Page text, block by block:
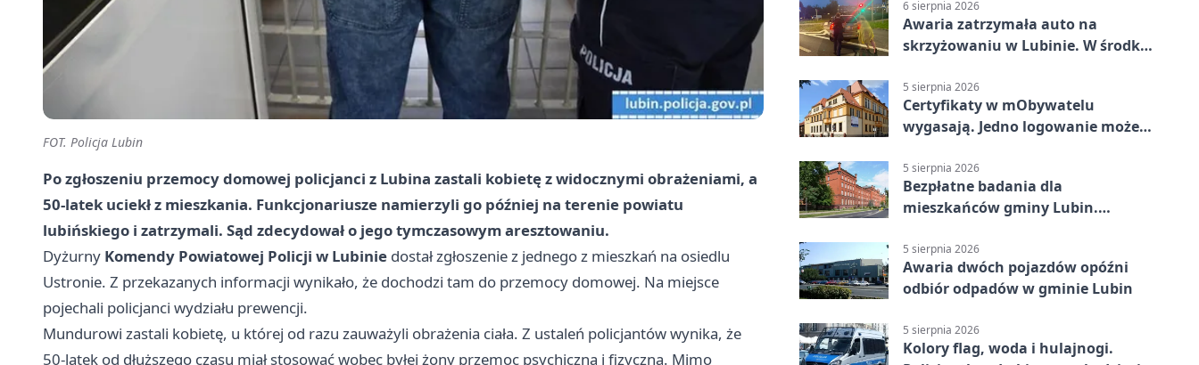
FOT. Policja Lubin
Po zgłoszeniu przemocy domowej policjanci z Lubina zastali kobietę z widocznymi obrażeniami, a
50-latek uciekł z mieszkania. Funkcjonariusze namierzyli go później na terenie powiatu
lubińskiego i zatrzymali. Sąd zdecydował o jego tymczasowym aresztowaniu.
Dyżurny Komendy Powiatowej Policji w Lubinie dostał zgłoszenie z jednego z mieszkań na osiedlu
Ustronie. Z przekazanych informacji wynikało, że dochodzi tam do przemocy domowej. Na miejsce
pojechali policjanci wydziału prewencji.
Mundurowi zastali kobietę, u której od razu zauważyli obrażenia ciała. Z ustaleń policjantów wynika, że
50-latek od dłuższego czasu miał stosować wobec byłej żony przemoc psychiczną i fizyczną. Mimo
6 sierpnia 2026
Awaria zatrzymała auto na
skrzyżowaniu w Lubinie. W środku
5 sierpnia 2026
Certyfikaty w mObywatelu
wygasają. Jedno logowanie może
5 sierpnia 2026
Bezpłatne badania dla
mieszkańców gminy Lubin.
5 sierpnia 2026
Awaria dwóch pojazdów opóźni
odbiór odpadów w gminie Lubin
5 sierpnia 2026
Kolory flag, woda i hulajnogi.